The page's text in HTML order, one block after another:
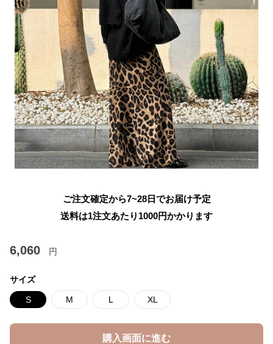
ご注文確定から7~28日でお届け予定
送料は1注文あたり 1000円かかります
6,060 円
サイズ
S M L XL
購入画面に進む